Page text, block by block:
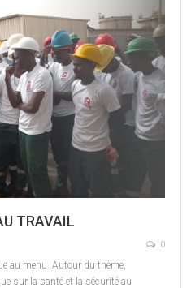
TRAVAIL
0
au menu Autour du thème,
sur la santé et la sécurité au